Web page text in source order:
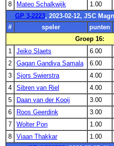
8
Mateo Schalkwijk 1.00
GP 3-2223, 2023-02-12, JSC
#
speler punten
Groep 16:
1
Jeiko Slaets 6.00
2
Gagan Gandiva Samala 6.00
3
Sjors Swierstra 4.00
4
Sibren van Riel 4.00
5
Daan van der Kooij 3.00
6
Roos Geerdink 3.00
7
Wolter Pon 1.00
8
Viaan Thakkar 1.00